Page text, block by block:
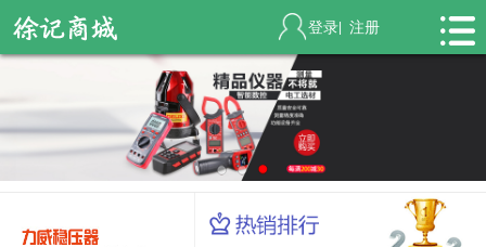
登录| 注册